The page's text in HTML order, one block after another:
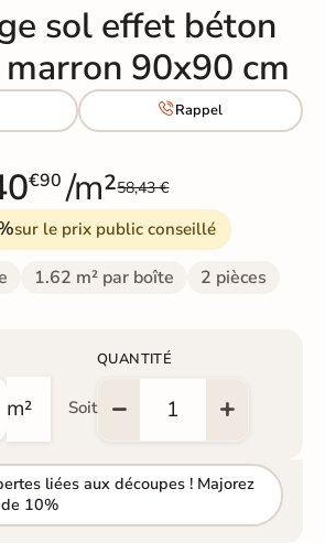
sol effet béton
90x90 cm
Rappel
€90 /m²58,43 €
sur le prix public conseillé
1.62 m² par boîte 2 pièces
m² Soit
QUANTITÉ
liées aux découpes ! Majorez
10%